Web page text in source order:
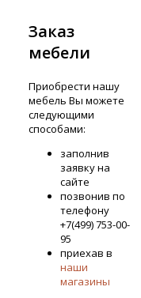
Заказ
мебели
Приобрести нашу
мебель Вы можете
следующими
способами:
заполнив
заявку на
сайте
позвонив по
телефону
+7(499) 753-00-
95
приехав в
наши
магазины